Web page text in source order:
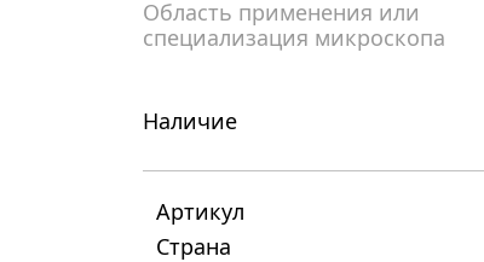
Область применения или
специализация микроскопа
Наличие
Артикул
Страна